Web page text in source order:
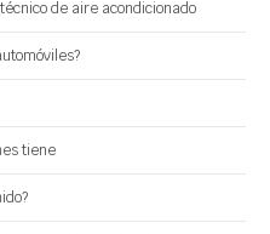
de aire acondicionado
tiene